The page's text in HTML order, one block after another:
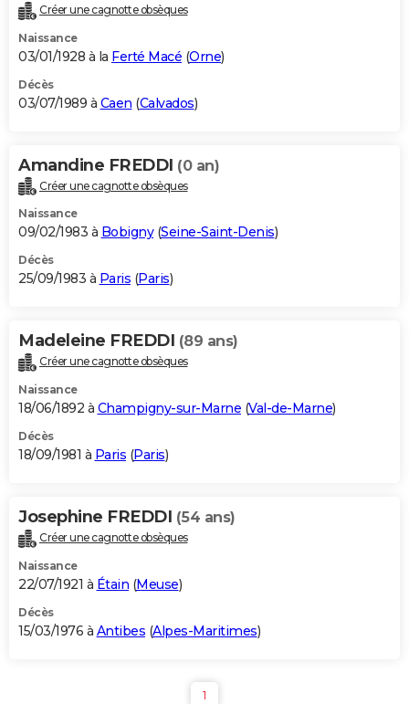
Créer une cagnotte obsèques
Naissance
03/01/1928 à la Ferté Macé (Orne)
Décès
03/07/1989 à Caen (Calvados)
Amandine FREDDI (0 an)
Créer une cagnotte obsèques
Naissance
09/02/1983 à Bobigny(Seine-Saint-Denis)
Décès
25/09/1983 à Paris (Paris)
Madeleine FREDDI (89 ans)
Créer une cagnotte obsèques
Naissance
18/06/1892 à Champigny-sur-Marne (Val-de-Marne)
Décès
18/09/1981 à Paris (Paris)
Josephine FREDDI (54 ans)
Créer une cagnotte obsèques
Naissance
22/07/1921 à Étain (Meuse)
Décès
15/03/1976 à Antibes (Alpes-Maritimes)
1